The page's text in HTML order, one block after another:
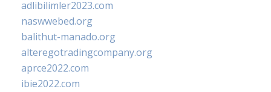
adlibilimler2023.com
naswwebed.org
balithut-manado.org
alteregotradingcompany.org
aprce2022.com
ibie2022.com